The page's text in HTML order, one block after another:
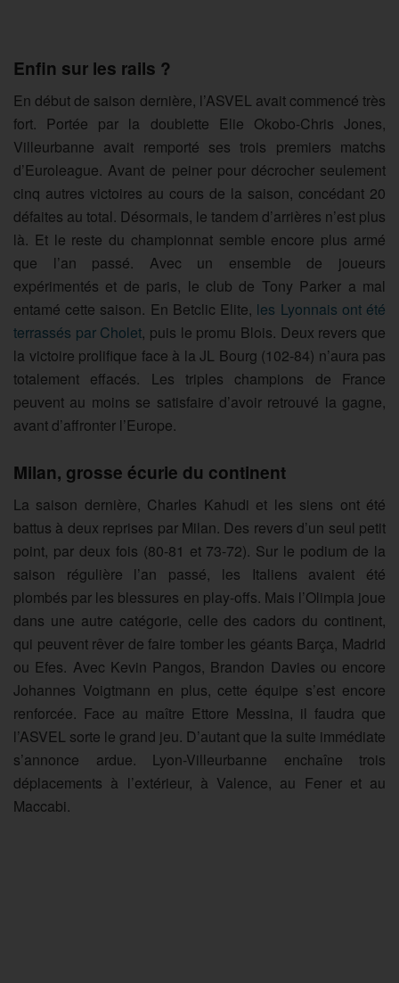
Enfin sur les rails ?
En début de saison dernière, l’ASVEL avait commencé très
fort. Portée par la doublette Elie Okobo-Chris Jones,
Villeurbanne avait remporté ses trois premiers matchs
d’Euroleague. Avant de peiner pour décrocher seulement
cinq autres victoires au cours de la saison, concédant 20
défaites au total. Désormais, le tandem d’arrières n’est plus
là. Et le reste du championnat semble encore plus armé
que l’an passé. Avec un ensemble de joueurs
expérimentés et de paris, le club de Tony Parker a mal
entamé cette saison. En Betclic Elite, les Lyonnais ont été
terrassés par Cholet, puis le promu Blois. Deux revers que
la victoire prolifique face à la JL Bourg (102-84) n’aura pas
totalement effacés. Les triples champions de France
peuvent au moins se satisfaire d’avoir retrouvé la gagne,
avant d’affronter l’Europe.
Milan, grosse écurie du continent
La saison dernière, Charles Kahudi et les siens ont été
battus à deux reprises par Milan. Des revers d’un seul petit
point, par deux fois (80-81 et 73-72). Sur le podium de la
saison régulière l’an passé, les Italiens avaient été
plombés par les blessures en play-offs. Mais l’Olimpia joue
dans une autre catégorie, celle des cadors du continent,
qui peuvent rêver de faire tomber les géants Barça, Madrid
ou Efes. Avec Kevin Pangos, Brandon Davies ou encore
Johannes Voigtmann en plus, cette équipe s’est encore
renforcée. Face au maître Ettore Messina, il faudra que
l’ASVEL sorte le grand jeu. D’autant que la suite immédiate
s’annonce ardue. Lyon-Villeurbanne enchaîne trois
déplacements à l’extérieur, à Valence, au Fener et au
Maccabi.